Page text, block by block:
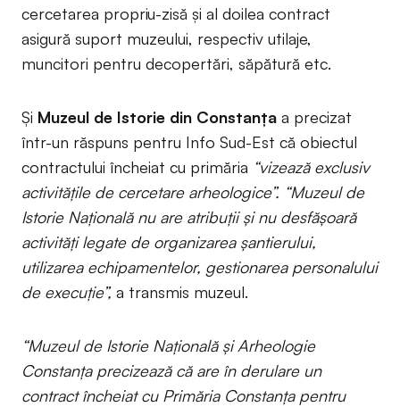
cercetarea propriu-zisă și al doilea contract
asigură suport muzeului, respectiv utilaje,
muncitori pentru decopertări, săpătură etc.
Și Muzeul de Istorie din Constanța a precizat
într-un răspuns pentru Info Sud-Est că obiectul
contractului încheiat cu primăria “vizează exclusiv
activitățile de cercetare arheologice”. “Muzeul de
Istorie Națională nu are atribuții și nu desfășoară
activități legate de organizarea șantierului,
utilizarea echipamentelor, gestionarea personalului
de execuție”, a transmis muzeul.
“Muzeul de Istorie Națională și Arheologie
Constanța precizează că are în derulare un
contract încheiat cu Primăria Constanța pentru